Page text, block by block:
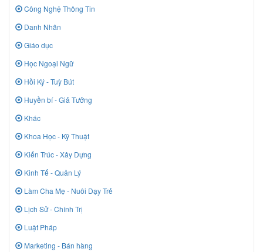
Công Nghệ Thông Tin
Danh Nhân
Giáo dục
Học Ngoại Ngữ
Hồi Ký - Tuỳ Bút
Huyền bí - Giả Tưởng
Khác
Khoa Học - Kỹ Thuật
Kiến Trúc - Xây Dựng
Kinh Tế - Quản Lý
Làm Cha Mẹ - Nuôi Dạy Trẻ
Lịch Sử - Chính Trị
Luật Pháp
Marketing - Bán hàng